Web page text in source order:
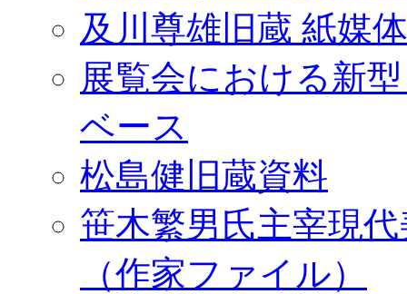
及川尊雄旧蔵 紙媒
展覧会における新
ベース
松島健旧蔵資料
笹木繁男氏主宰現
（作家ファイル）